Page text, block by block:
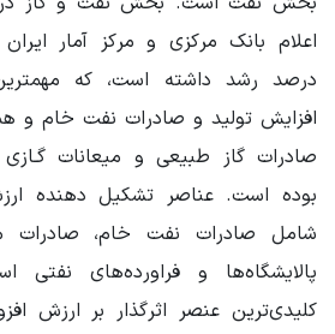
درصد رشد داشته است، که
افزایش تولید و صادرات نفت خام و
صادرات گاز طبیعی و میعانات
بوده است. عناصر تشکیل دهنده
شامل صادرات نفت خام، صادرات
پالایشگاه‌ها و فراورده‌های
کلیدی‌ترین عنصر اثرگذار بر ارزش